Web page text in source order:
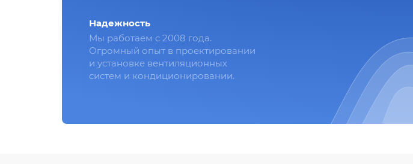
Надежность
Мы работаем с 2008 года.
Огромный опыт в проектировании
и установке вентиляционных
систем и кондиционировании.